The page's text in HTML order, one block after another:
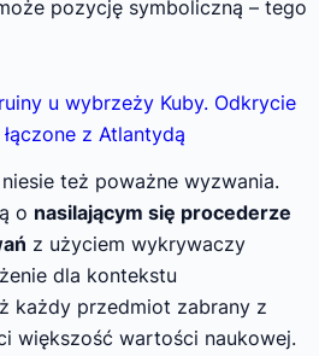
pozycję symboliczną – tego
u wybrzeży Kuby. Odkrycie
z Atlantydą
też poważne wyzwania.
o nasilającym się procederze
z użyciem wykrywaczy
dla kontekstu
każdy przedmiot zabrany z
większość wartości naukowej.